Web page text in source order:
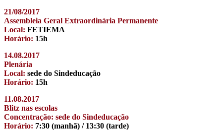
21/08/2017
Assembleia Geral Extraordinária Permanente
Local: FETIEMA
Horário: 15h
14.08.2017
Plenária
Local: sede do Sindeducação
Horário: 15h
11.08.2017
Blitz nas escolas
Concentração: sede do Sindeducação
Horário: 7:30 (manhã) / 13:30 (tarde)